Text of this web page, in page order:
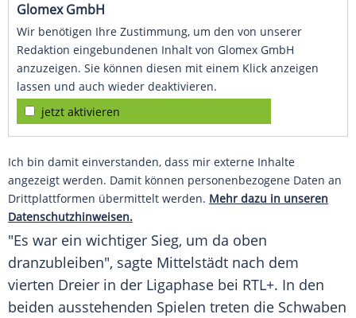
Glomex GmbH
Wir benötigen Ihre Zustimmung, um den von unserer
Redaktion eingebundenen Inhalt von Glomex GmbH
anzuzeigen. Sie können diesen mit einem Klick anzeigen
lassen und auch wieder deaktivieren.
jetzt aktivieren
Ich bin damit einverstanden, dass mir externe Inhalte
angezeigt werden. Damit können personenbezogene Daten an
Drittplattformen übermittelt werden. Mehr dazu in unseren
Datenschutzhinweisen.
"Es war ein wichtiger Sieg, um da oben
dranzubleiben", sagte Mittelstädt nach dem
vierten Dreier in der Ligaphase bei RTL+. In den
beiden ausstehenden Spielen treten die Schwaben